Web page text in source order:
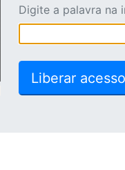
Digite a palavra na